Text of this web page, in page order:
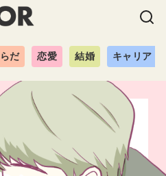
だ 恋愛 結婚 キャリア